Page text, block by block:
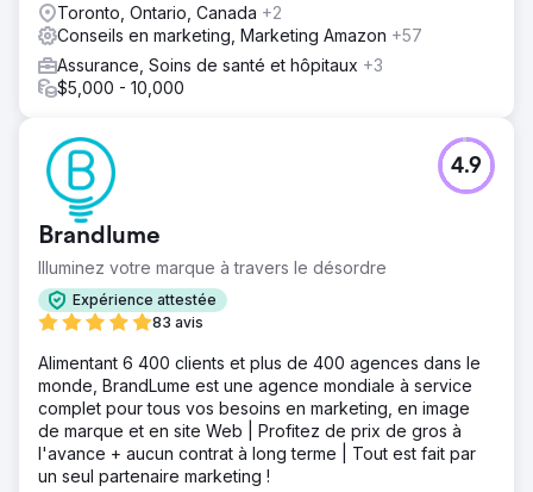
Toronto, Ontario, Canada +2
Conseils en marketing, Marketing Amazon +57
Assurance, Soins de santé et hôpitaux +3
$5,000 - 10,000
Brandlume
Illuminez votre marque à travers le désordre
Expérience attestée
83 avis
4.9
Alimentant 6 400 clients et plus de 400 agences dans le
monde, BrandLume est une agence mondiale à service
complet pour tous vos besoins en marketing, en image
de marque et en site Web | Profitez de prix de gros à
l'avance + aucun contrat à long terme | Tout est fait par
un seul partenaire marketing !